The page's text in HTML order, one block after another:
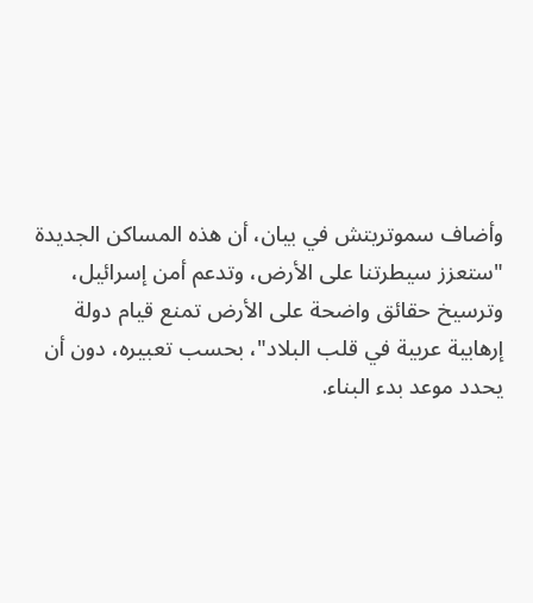
وأضاف سموتريتش في بيان، أن هذه المساكن الجديدة
"ستعزز سيطرتنا على الأرض، وتدعم أمن إسرائيل،
وترسيخ حقائق واضحة على الأرض تمنع قيام دولة
إرهابية عربية في قلب البلاد"، بحسب تعبيره، دون أن
يحدد موعد بدء البناء.